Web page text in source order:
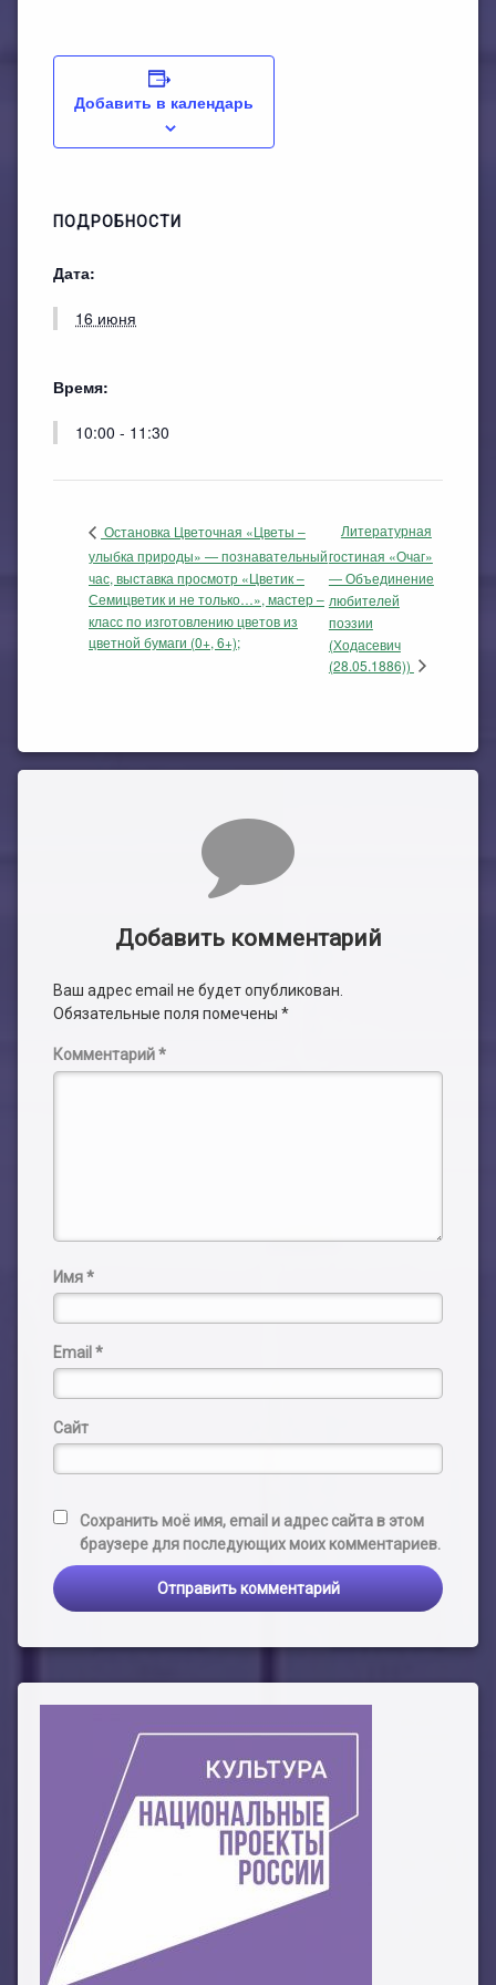
План работы филиала №2
Добавить в календарь
ПОДРОБНОСТИ
Дата:
16 июня
Время:
10:00 - 11:30
Остановка Цветочная «Цветы –
улыбка природы» — познавательный
час, выставка просмотр «Цветик –
Семицветик и не только…», мастер –
класс по изготовлению цветов из
цветной бумаги (0+, 6+);
Литературная
гостиная «Очаг»
— Объединение
любителей
поэзии
(Ходасевич
(28.05.1886))
Добавить комментарий
Ваш адрес email не будет опубликован.
Обязательные поля помечены *
Комментарий*
Имя*
Email *
Сайт
Сохранить моё имя, email и адрес сайта в этом
браузере для последующих моих комментариев.